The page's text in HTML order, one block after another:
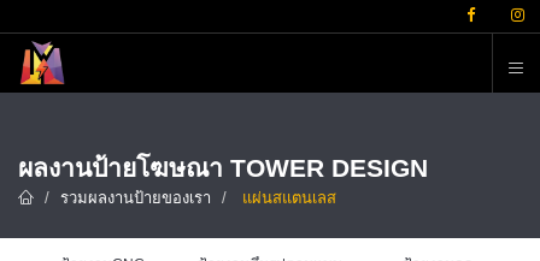
ผลงานป้ายโฆษณา TOWER DESIGN
รวมผลงานป้ายของเรา แผ่นสแตนเลส